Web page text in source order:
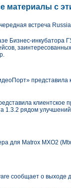
материалы с
встреча
Бизнес-
представила
клиентское
1.3.2 рядом
для Matrox MXO2
сообщает о выходе